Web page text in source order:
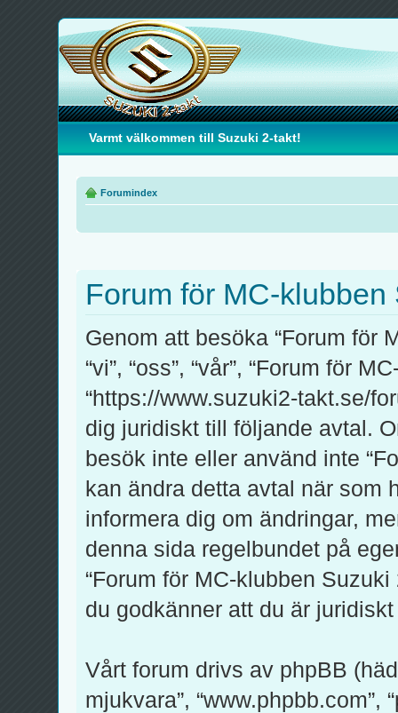
Varmt välkommen till Suzuki 2-takt!
Forumindex
Forum för MC-
Genom att besöka “Forum för
“vi”, “oss”, “vår”, “Forum för
“https://www.suzuki2-takt.se/
dig juridiskt till följande avtal.
besök inte eller använd inte
kan ändra detta avtal när som
informera dig om ändringar,
denna sida regelbundet på
“Forum för MC-klubben
du godkänner att du är
Vårt forum drivs av phpBB
mjukvara”, “www.phpbb.com”,